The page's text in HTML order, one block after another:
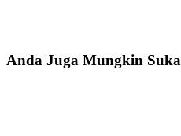
Anda Juga Mungkin Suka